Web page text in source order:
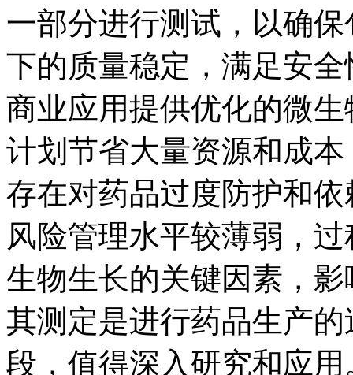
一部分进行测试，以确
下的质量稳定，满足安
商业应用提供优化的微
计划节省大量资源和成
存在对药品过度防护和
风险管理水平较薄弱，
生物生长的关键因素，
其测定是进行药品生产
段，值得深入研究和应用